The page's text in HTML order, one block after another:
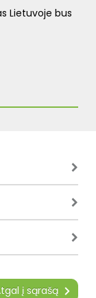
Lietuvoje bus
į sąrašą